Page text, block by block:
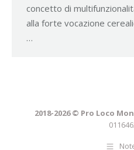
concetto di
alla forte vocazione
…
2018-2026 © Pro Loco